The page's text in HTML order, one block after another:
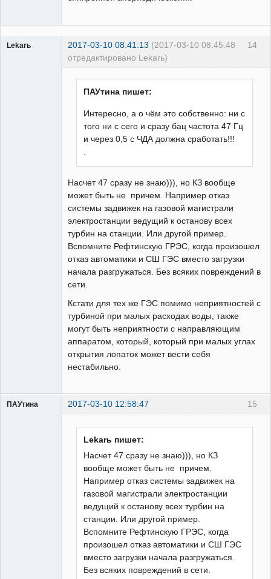
14
Lekarь 2017-03-10 08:41:13 (2017-03-10 08:45:48
отредактировано Lekarь)
ПАУтина пишет:
Интересно, а о чём это собственно: ни с
того ни с сего и сразу бац частота 47 Гц
и через 0,5 с ЧДА должна сработать!!!
.
Насчет 47 сразу не знаю))), но КЗ вообще
может быть не причем. Например отказ
системы задвижек на газовой магистрали
электростанции ведущий к останову всех
турбин на станции. Или другой пример.
Вспомните Рефтинскую ГРЭС, когда произошел
отказ автоматики и СШ ГЭС вместо загрузки
начала разгружаться. Без всяких повреждений в
сети.
Кстати для тех же ГЭС помимо неприятностей с
турбиной при малых расходах воды, также
могут быть неприятности с направляющим
аппаратом, который, который при малых углах
открытия лопаток может вести себя
нестабильно.
15
ПАУтина 2017-03-10 12:58:47
Lekarь пишет:
Насчет 47 сразу не знаю))), но КЗ
вообще может быть не причем.
Например отказ системы задвижек на
газовой магистрали электростанции
ведущий к останову всех турбин на
станции. Или другой пример.
Вспомните Рефтинскую ГРЭС, когда
произошел отказ автоматики и СШ ГЭС
вместо загрузки начала разгружаться.
Без всяких повреждений в сети.